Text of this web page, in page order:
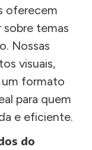
oferecem
sobre temas
Nossas
visuais,
formato
para quem
e eficiente.
do